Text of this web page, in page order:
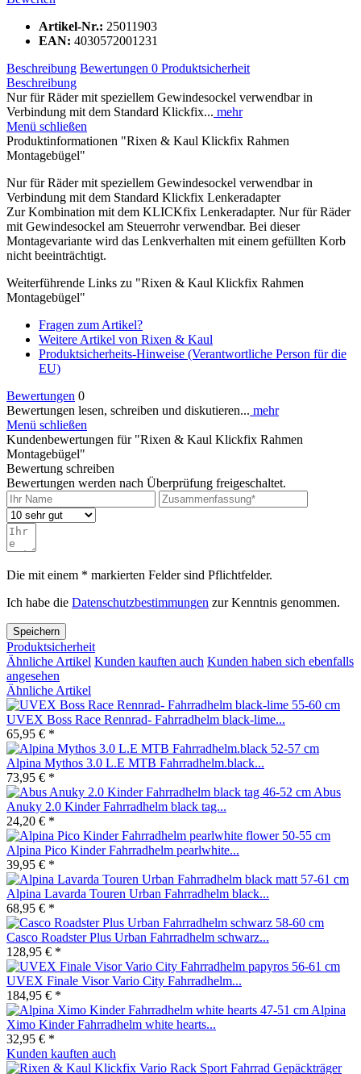
Artikel-Nr.: 25011903
EAN: 4030572001231
Beschreibung Bewertungen 0 Produktsicherheit
Beschreibung
Nur für Räder mit speziellem Gewindesockel verwendbar in
Verbindung mit dem Standard Klickfix... mehr
Menü schließen
Produktinformationen "Rixen & Kaul Klickfix Rahmen
Montagebügel"
Nur für Räder mit speziellem Gewindesockel verwendbar in
Verbindung mit dem Standard Klickfix Lenkeradapter
Zur Kombination mit dem KLICKfix Lenkeradapter. Nur für Räder
mit Gewindesockel am Steuerrohr verwendbar. Bei dieser
Montagevariante wird das Lenkverhalten mit einem gefüllten Korb
nicht beeinträchtigt.
Weiterführende Links zu "Rixen & Kaul Klickfix Rahmen
Montagebügel"
Fragen zum Artikel?
Weitere Artikel von Rixen & Kaul
Produktsicherheits-Hinweise (Verantwortliche Person für die
EU)
Bewertungen 0
Bewertungen lesen, schreiben und diskutieren... mehr
Menü schließen
Kundenbewertungen für "Rixen & Kaul Klickfix Rahmen
Montagebügel"
Bewertung schreiben
Bewertungen werden nach Überprüfung freigeschaltet.
Die mit einem * markierten Felder sind Pflichtfelder.
Ich habe die Datenschutzbestimmungen zur Kenntnis genommen.
Speichern
Produktsicherheit
Ähnliche Artikel Kunden kauften auch Kunden haben sich ebenfalls
angesehen
Ähnliche Artikel
UVEX Boss Race Rennrad- Fahrradhelm black-lime...
65,95 € *
Alpina Mythos 3.0 L.E MTB Fahrradhelm.black...
73,95 € *
Abus
Anuky 2.0 Kinder Fahrradhelm black tag...
24,20 € *
Alpina Pico Kinder Fahrradhelm pearlwhite...
39,95 € *
Alpina Lavarda Touren Urban Fahrradhelm black...
68,95 € *
Casco Roadster Plus Urban Fahrradhelm schwarz...
128,95 € *
UVEX Finale Visor Vario City Fahrradhelm...
184,95 € *
Alpina
Ximo Kinder Fahrradhelm white hearts...
32,95 € *
Kunden kauften auch